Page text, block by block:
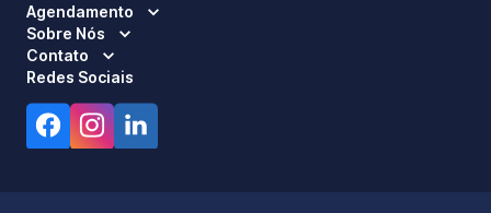
Agendamento
Sobre Nós
Contato
Redes Sociais